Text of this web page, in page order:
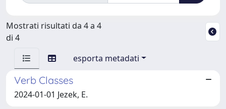
Mostrati risultati da 4 a 4
di 4
esporta metadati
Verb Classes
2024-01-01 Jezek, E.